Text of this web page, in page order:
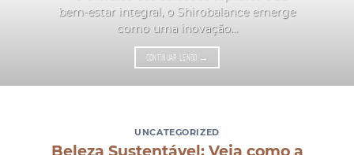
bem-estar integral, o Shirobalance emerge
como uma inovação...
CONTINUAR LENDO →
UNCATEGORIZED
Beleza Sustentável: Veja como a